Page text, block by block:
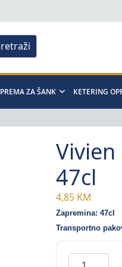
ZA ŠANK KETERING
Vivien
47cl
4,85 KM
Zapremina: 47cl
Transportno
Vivien